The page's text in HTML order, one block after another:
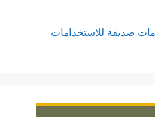
صديقة للاستخدامات